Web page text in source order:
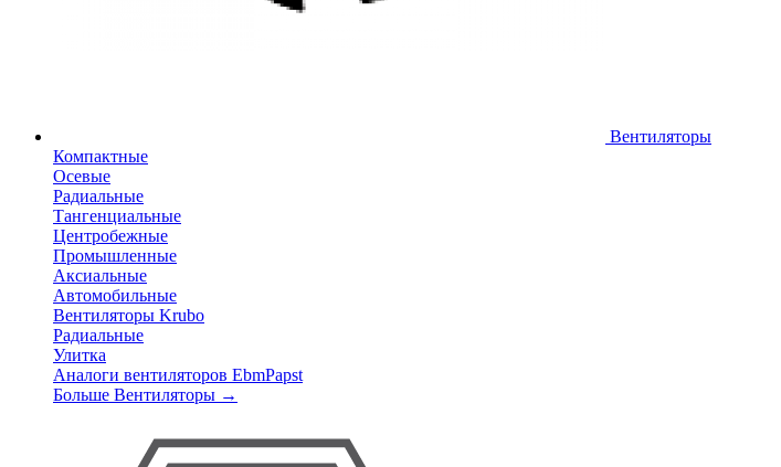
Вентиляторы
Компактные
Осевые
Радиальные
Тангенциальные
Центробежные
Промышленные
Аксиальные
Автомобильные
Вентиляторы Krubo
Радиальные
Улитка
Аналоги вентиляторов EbmPapst
Больше Вентиляторы →